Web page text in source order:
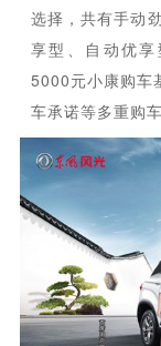
选择，共有手动
享型、自动优
5000元小康购车
车承诺等多重购车